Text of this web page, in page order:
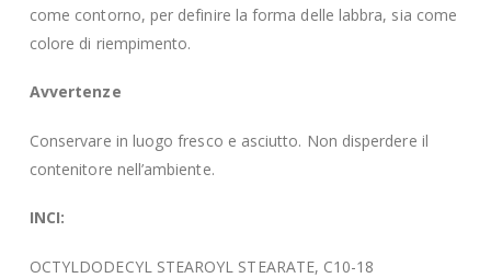
come contorno, per definire la forma delle labbra, sia come
colore di riempimento.
Avvertenze
Conservare in luogo fresco e asciutto. Non disperdere il
contenitore nell’ambiente.
INCI:
OCTYLDODECYL STEAROYL STEARATE, C10-18